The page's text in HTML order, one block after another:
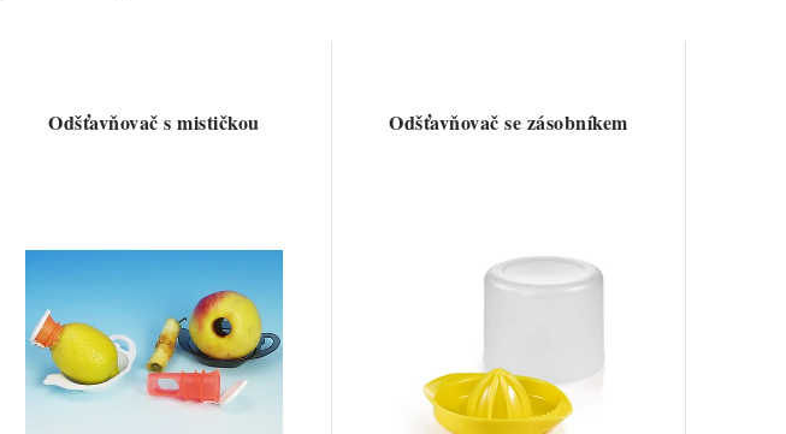
Odšťavňovač s mističkou Odšťavňovač se zásobníkem